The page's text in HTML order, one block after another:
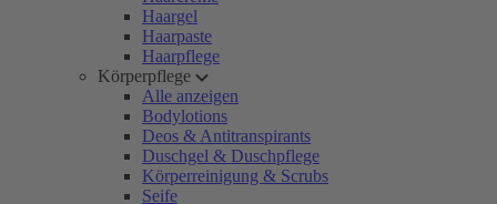
Haargel
Haarpaste
Haarpflege
Körperpflege
Alle anzeigen
Bodylotions
Deos & Antitranspirants
Duschgel & Duschpflege
Körperreinigung & Scrubs
Seife